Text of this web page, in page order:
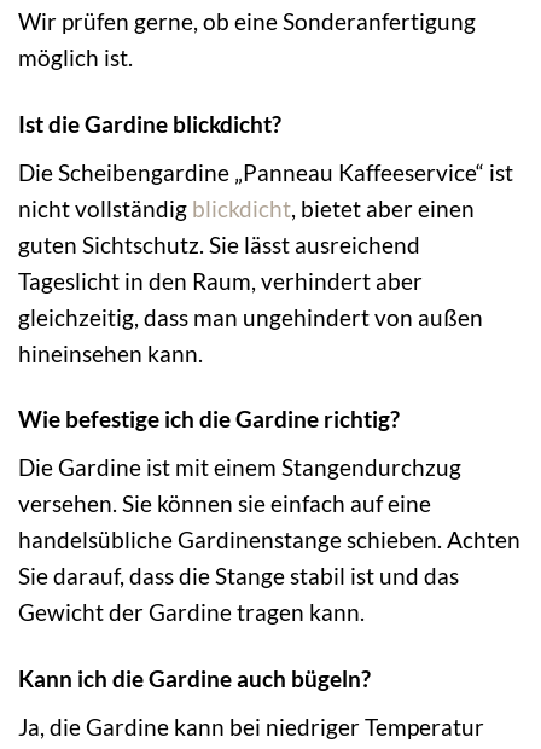
Wir prüfen gerne, ob eine Sonderanfertigung
möglich ist.
Ist die Gardine blickdicht?
Die Scheibengardine „Panneau Kaffeeservice“ ist
nicht vollständig blickdicht , bietet aber einen
guten Sichtschutz. Sie lässt ausreichend
Tageslicht in den Raum, verhindert aber
gleichzeitig, dass man ungehindert von außen
hineinsehen kann.
Wie befestige ich die Gardine richtig?
Die Gardine ist mit einem Stangendurchzug
versehen. Sie können sie einfach auf eine
handelsübliche Gardinenstange schieben. Achten
Sie darauf, dass die Stange stabil ist und das
Gewicht der Gardine tragen kann.
Kann ich die Gardine auch bügeln?
Ja, die Gardine kann bei niedriger Temperatur